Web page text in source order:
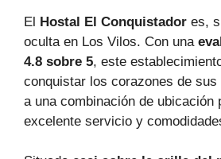
El Hostal El Conquistador es,
oculta en Los Vilos. Con una
4.8 sobre 5, este
conquistar los corazones de
a una combinación de ubicación
excelente servicio y